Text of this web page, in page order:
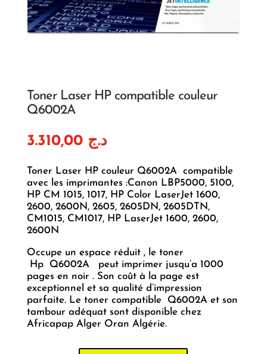
Toner Laser HP compatible couleur
Q6002A
د.ج 3.310,00
Toner Laser HP couleur Q6002A compatible
avec les imprimantes :Canon LBP5000, 5100,
HP CM 1015, 1017, HP Color LaserJet 1600,
2600, 2600N, 2605, 2605DN, 2605DTN,
CM1015, CM1017, HP LaserJet 1600, 2600,
2600N
Occupe un espace réduit , le toner
Hp Q6002A peut imprimer jusqu’a 1000
pages en noir . Son coût à la page est
exceptionnel et sa qualité d’impression
parfaite. Le toner compatible Q6002A et son
tambour adéquat sont disponible chez
Africapap Alger Oran Algérie.